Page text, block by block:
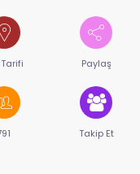
Paylaş
Takip Et